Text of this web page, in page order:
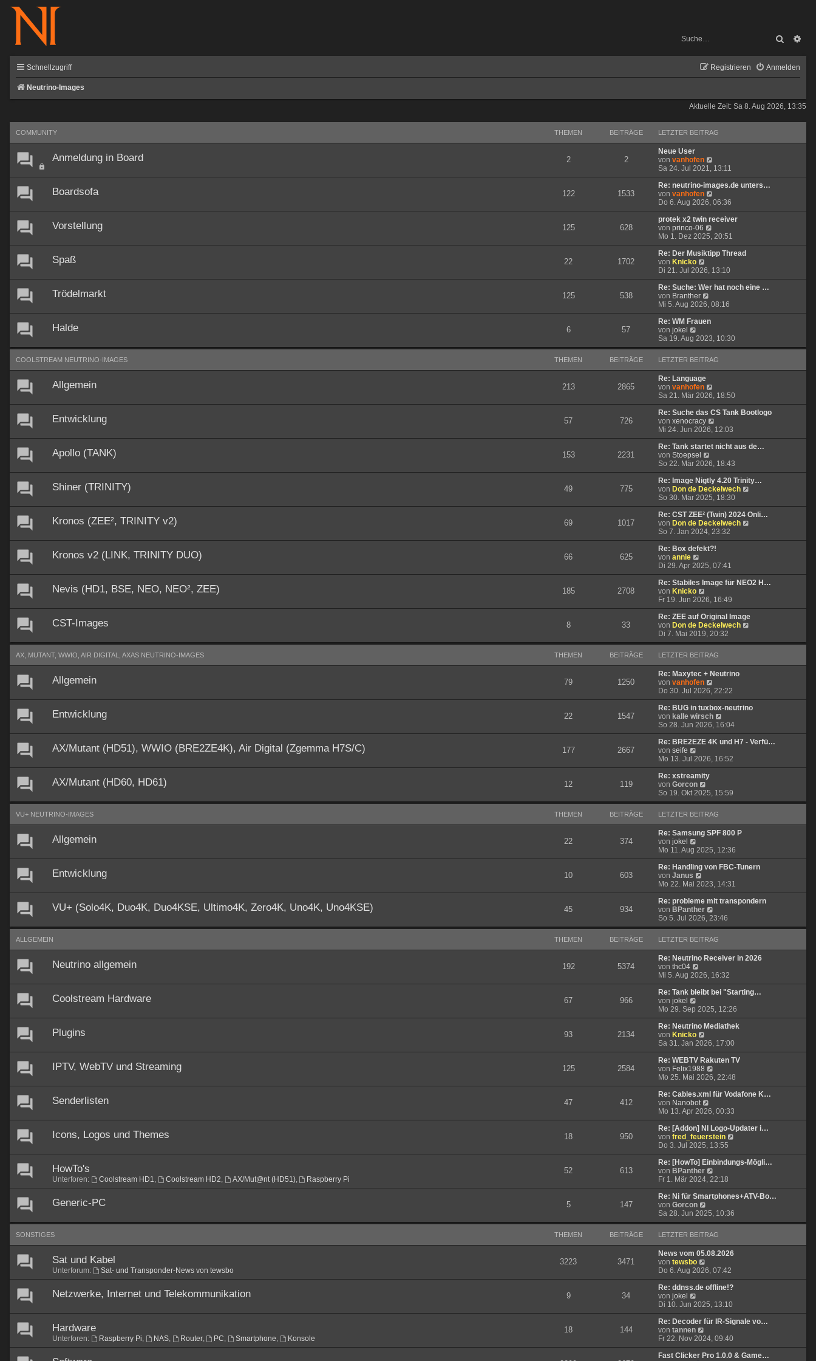
Suche
Schnellzugriff Anmelden
Registrieren
Neutrino-Images
Aktuelle Zeit: Sa 8. Aug 2026, 13:35
COMMUNITY THEMEN BEITRÄGE LETZTER BEITRAG
Anmeldung in Board 2 2
Neue User
von vanhofen
e
u
e
t
e
r
e
i
t
a
g
Sa 24. Jul 2021, 13:11
Boardsofa 122 1533
Re: neutrino-images.de unters…
von vanhofen
e
u
e
t
e
r
e
i
t
a
g
Do 6. Aug 2026, 06:36
Vorstellung 125 628
protek x2 twin receiver
von princo-06
e
u
e
t
e
r
e
i
g
Mo 1. Dez 2025, 20:51
Spaß 22 1702
Re: Der Musiktipp Thread
von Knicko
e
u
e
s
t
e
r
e
i
r
a
g
Di 21. Jul 2026, 13:10
Trödelmarkt 125 538
Re: Suche: Wer hat noch eine …
von Branther
e
u
e
t
e
B
e
t
r
a
g
Mi 5. Aug 2026, 08:16
Halde 6 57
Re: WM Frauen
von jokel
e
u
s
t
e
r
B
e
i
t
r
a
g
Sa 19. Aug 2023, 10:30
COOLSTREAM NEUTRINO-IMAGES THEMEN BEITRÄGE LETZTER BEITRAG
Allgemein 213 2865
Re: Language
von vanhofen
e
u
e
s
e
r
e
i
t
r
a
g
Sa 21. Mär 2026, 18:50
Entwicklung 57 726
Re: Suche das CS Tank Bootlogo
von xenocracy
e
u
e
e
r
B
e
i
t
r
a
g
Mi 24. Jun 2026, 12:03
Apollo (TANK) 153 2231
Re: Tank startet nicht aus de…
von Stoepsel
e
u
e
s
t
e
r
B
e
i
t
a
g
So 22. Mär 2026, 18:43
Shiner (TRINITY) 49 775
Re: Image Nigtly 4.20 Trinity…
von Don de Deckelwech
u
e
e
i
t
g
So 30. Mär 2025, 18:30
Kronos (ZEE², TRINITY v2) 69 1017
Re: CST ZEE² (Twin) 2024 Onli…
von Don de Deckelwech
u
e
r
i
t
g
So 7. Jan 2024, 23:32
Kronos v2 (LINK, TRINITY DUO) 66 625
Re: Box defekt?!
von annie
e
u
e
s
t
e
r
B
e
i
r
a
g
Di 29. Apr 2025, 07:41
Nevis (HD1, BSE, NEO, NEO², ZEE) 185 2708
Re: Stabiles Image für NEO2 H…
von Knicko
e
u
e
s
t
e
B
e
i
t
r
a
g
Fr 19. Jun 2026, 16:49
CST-Images 8 33
Re: ZEE auf Original Image
von Don de Deckelwech
u
t
e
i
a
g
Di 7. Mai 2019, 20:32
AX, MUTANT, WWIO, AIR DIGITAL, AXAS NEUTRINO-IMAGES THEMEN BEITRÄGE LETZTER BEITRAG
Allgemein 79 1250
Re: Maxytec + Neutrino
von vanhofen
e
u
e
s
e
r
e
i
a
g
Do 30. Jul 2026, 22:22
Entwicklung 22 1547
Re: BUG in tuxbox-neutrino
von kalle wirsch
e
u
e
t
e
e
i
a
g
So 28. Jun 2026, 16:04
AX/Mutant (HD51), WWIO (BRE2ZE4K), Air Digital (Zgemma H7S/C) 177 2667
Re: BRE2EZE 4K und H7 - Verfü…
von seife
e
u
e
s
t
e
B
e
i
r
a
g
Mo 13. Jul 2026, 16:52
AX/Mutant (HD60, HD61) 12 119
Re: xstreamity
von Gorcon
e
u
s
t
e
B
e
i
r
a
g
So 19. Okt 2025, 15:59
VU+ NEUTRINO-IMAGES THEMEN BEITRÄGE LETZTER BEITRAG
Allgemein 22 374
Re: Samsung SPF 800 P
von jokel
e
u
e
s
t
e
r
B
e
i
r
a
g
Mo 11. Aug 2025, 12:36
Entwicklung 10 603
Re: Handling von FBC-Tunern
von Janus
e
u
e
s
t
e
B
e
i
r
a
g
Mo 22. Mai 2023, 14:31
VU+ (Solo4K, Duo4K, Duo4KSE, Ultimo4K, Zero4K, Uno4K, Uno4KSE) 45 934
Re: probleme mit transpondern
von BPanther
e
u
s
t
e
B
e
i
r
a
g
So 5. Jul 2026, 23:46
ALLGEMEIN THEMEN BEITRÄGE LETZTER BEITRAG
Neutrino allgemein 192 5374
Re: Neutrino Receiver in 2026
von thc04
e
u
e
t
e
r
B
e
i
t
r
a
g
Mi 5. Aug 2026, 16:32
Coolstream Hardware 67 966
Re: Tank bleibt bei "Starting…
von jokel
e
u
e
s
t
e
r
B
e
i
t
r
a
g
Mo 29. Sep 2025, 12:26
Plugins 93 2134
Re: Neutrino Mediathek
von Knicko
e
u
e
s
t
e
r
B
e
i
t
r
a
g
Sa 31. Jan 2026, 17:00
IPTV, WebTV und Streaming 125 2584
Re: WEBTV Rakuten TV
von Felix1988
e
u
e
e
r
B
e
i
t
a
g
Mo 25. Mai 2026, 22:48
Senderlisten 47 412
Re: Cables.xml für Vodafone K…
von Nanobot
e
u
e
s
t
e
r
B
e
i
t
a
g
Mo 13. Apr 2026, 00:33
Icons, Logos und Themes 18 950
Re: [Addon] NI Logo-Updater i…
von fred_feuerstein
u
e
e
r
i
a
Do 3. Jul 2025, 13:55
HowTo's
Unterforen: Coolstream HD1, Coolstream HD2, AX/Mut@nt (HD51), Raspberry Pi
52 613
Re: [HowTo] Einbindungs-Mögli…
von BPanther
e
u
e
e
B
e
i
r
a
g
Fr 1. Mär 2024, 22:18
Generic-PC 5 147
Re: Ni für Smartphones+ATV-Bo…
von Gorcon
e
u
s
t
e
B
e
i
r
a
g
Sa 28. Jun 2025, 10:36
SONSTIGES THEMEN BEITRÄGE LETZTER BEITRAG
Sat und Kabel
Unterforum: Sat- und Transponder-News von tewsbo
3223 3471
News vom 05.08.2026
von tewsbo
e
u
e
t
e
r
e
i
t
Do 6. Aug 2026, 07:42
Netzwerke, Internet und Telekommunikation 9 34
Re: ddnss.de offline!?
von jokel
e
u
e
s
t
e
r
Di 10. Jun 2025, 13:10
Hardware
Unterforen: Raspberry Pi, NAS, Router, PC, Smartphone, Konsole
18 144
Re: Decoder für IR-Signale vo…
von tannen
e
u
e
Fr 22. Nov 2024, 09:40
Fast Clicker Pro 1.0.0 & Game…